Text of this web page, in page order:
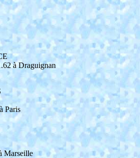
à Draguignan
Paris
Marseille